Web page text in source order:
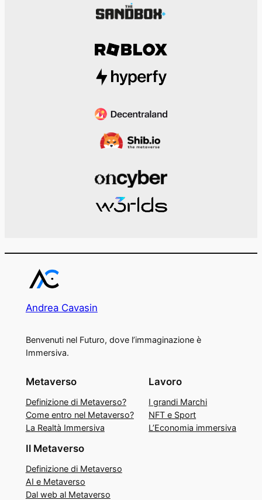
Andrea Cavasin
Benvenuti nel Futuro, dove l’immaginazione è
Immersiva.
Metaverso
Definizione di Metaverso?
Come entro nel Metaverso?
La Realtà Immersiva
Lavoro
I grandi Marchi
NFT e Sport
L’Economia immersiva
Il Metaverso
Definizione di Metaverso
AI e Metaverso
Dal web al Metaverso